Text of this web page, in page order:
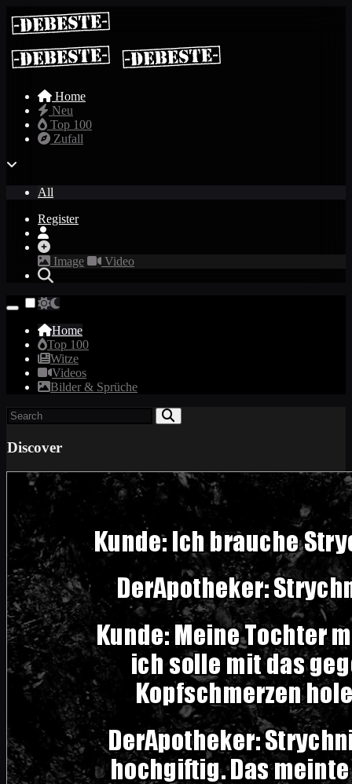
Home
Neu
Top 100
Zufall
All
Register
Image Video
Home
Top 100
Witze
Videos
Bilder & Sprüche
Discover